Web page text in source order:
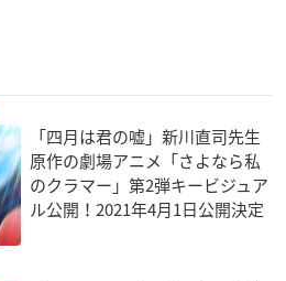
「四月は君の嘘」新川直司先生
原作の劇場アニメ「さよなら私
のクラマー」第2弾キービジュア
ル公開！2021年4月1日公開決定